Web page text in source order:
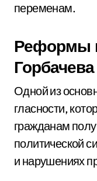
переменам.
Реформы
Горбачева
Одной из
гласности,
гражданам
политической
и нарушениях